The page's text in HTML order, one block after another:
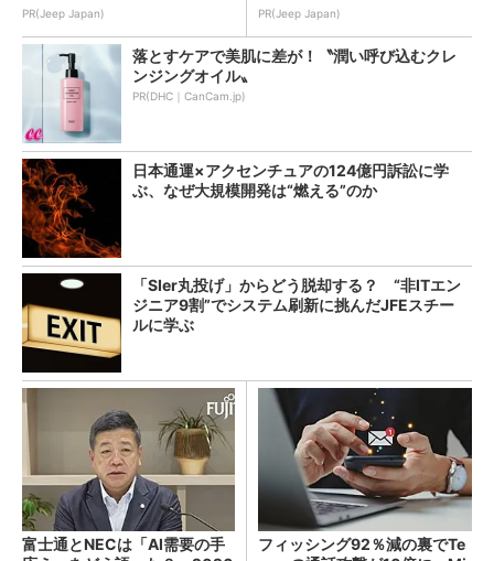
PR(Jeep Japan) PR(Jeep Japan)
落とすケアで美肌に差が！〝潤い呼び込むクレ
ンジングオイル〟
PR(DHC｜CanCam.jp)
日本通運×アクセンチュアの124億円訴訟に学
ぶ、なぜ大規模開発は“燃える”のか
「SIer丸投げ」からどう脱却する？ “非ITエン
ジニア9割”でシステム刷新に挑んだJFEスチー
ルに学ぶ
富士通とNECは「AI需要の手
フィッシング92％減の裏でTe